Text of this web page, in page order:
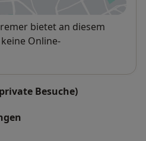
bietet an diesem
Online-
Besuche)